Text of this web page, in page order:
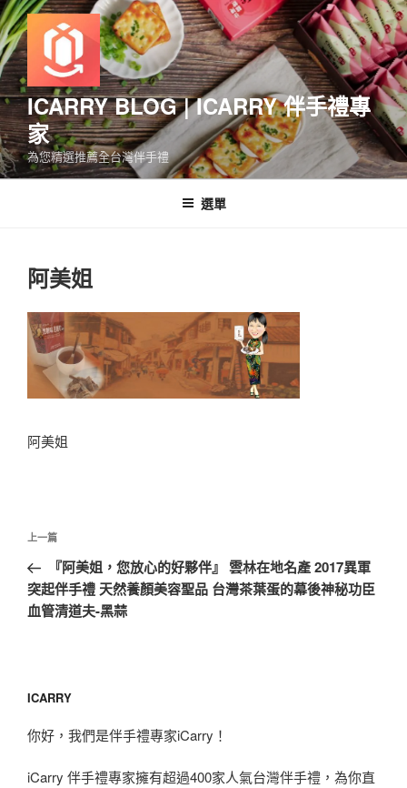
跳
至
主
要
內
容
ICARRY BLOG | ICARRY 伴手禮專
家
為您精選推薦全台灣伴手禮
選單
阿美姐
阿美姐
文
導
覽
上
一
篇
文
上一篇
『阿美姐，您放心的好夥伴』 雲林在地名產 2017異軍
突起伴手禮 天然養顏美容聖品 台灣茶葉蛋的幕後神秘功臣
血管清道夫-黑蒜
ICARRY
你好，我們是伴手禮專家iCarry！
iCarry 伴手禮專家擁有超過400家人氣台灣伴手禮，為你直